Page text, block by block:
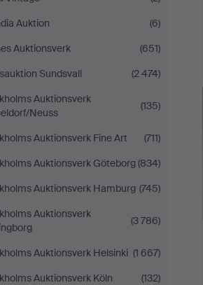
Auktion
(6)
Auktionsverk
(651)
Sundsvall
(2 474)
Auktionsverk
Neuss
(135)
Auktionsverk Fine Art
(711)
Auktionsverk Göteborg(834)
Auktionsverk Hamburg (745)
Auktionsverk
(3 786)
Auktionsverk Helsinki (1 667)
Auktionsverk Köln
(132)